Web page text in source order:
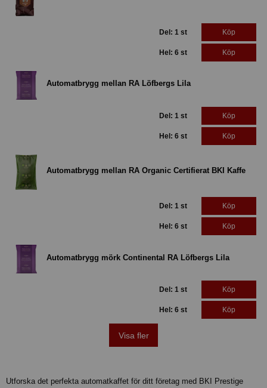
Del: 1 st Köp
Hel: 6 st Köp
Automatbrygg mellan RA Löfbergs Lila
Del: 1 st Köp
Hel: 6 st Köp
Automatbrygg mellan RA Organic Certifierat BKI Kaffe
Del: 1 st Köp
Hel: 6 st Köp
Automatbrygg mörk Continental RA Löfbergs Lila
Del: 1 st Köp
Hel: 6 st Köp
Visa fler
Utforska det perfekta automatkaffet för ditt företag med BKI Prestige